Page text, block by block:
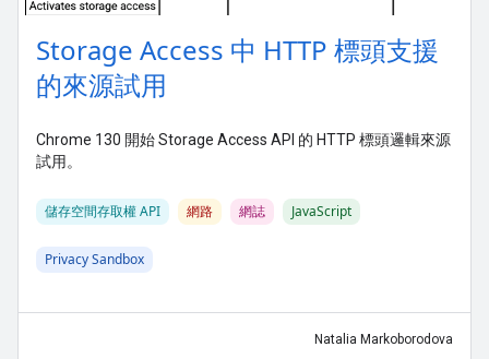
Storage Access 中 HTTP 標頭支援
的來源試用
Chrome 130 開始 Storage Access API 的 HTTP 標頭邏輯來源
試用。
儲存空間存取權 API 網路 網誌 JavaScript
Privacy Sandbox
Natalia Markoborodova